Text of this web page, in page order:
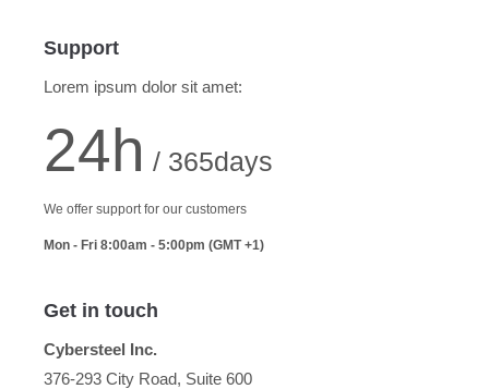
Support
Lorem ipsum dolor sit amet:
24h / 365days
We offer support for our customers
Mon - Fri 8:00am - 5:00pm (GMT +1)
Get in touch
Cybersteel Inc.
376-293 City Road, Suite 600